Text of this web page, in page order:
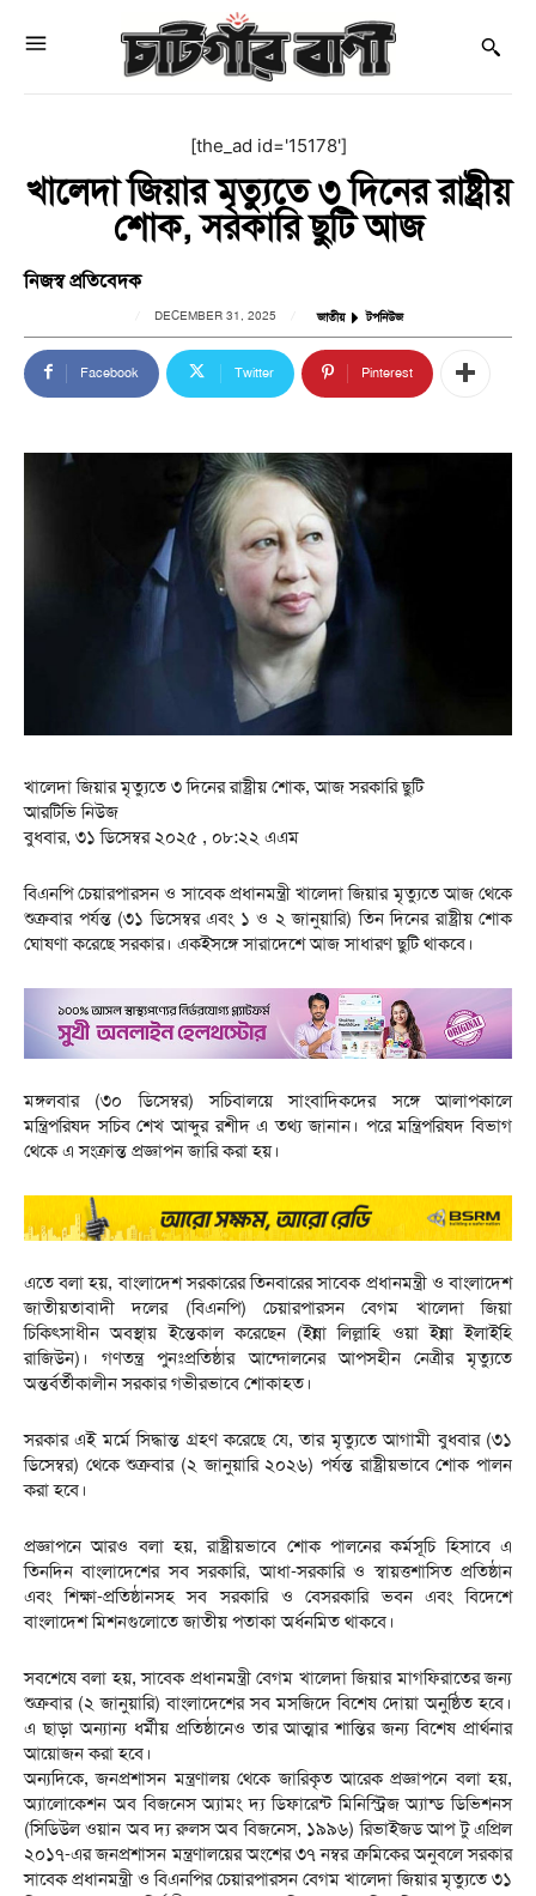
[the_ad id='15178']
খালেদা জিয়ার মৃত্যুতে ৩ দিনের রাষ্ট্রীয়
শোক, সরকারি ছুটি আজ
নিজস্ব প্রতিবেদক
DECEMBER 31, 2025 জাতীয় টপনিউজ
Facebook Twitter Pinterest
খালেদা জিয়ার মৃত্যুতে ৩ দিনের রাষ্ট্রীয় শোক, আজ সরকারি ছুটি
আরটিভি নিউজ
বুধবার, ৩১ ডিসেম্বর ২০২৫ , ০৮:২২ এএম
বিএনপি চেয়ারপারসন ও সাবেক প্রধানমন্ত্রী খালেদা জিয়ার মৃত্যুতে আজ থেকে
শুক্রবার পর্যন্ত (৩১ ডিসেম্বর এবং ১ ও ২ জানুয়ারি) তিন দিনের রাষ্ট্রীয় শোক
ঘোষণা করেছে সরকার। একইসঙ্গে সারাদেশে আজ সাধারণ ছুটি থাকবে।
মঙ্গলবার (৩০ ডিসেম্বর) সচিবালয়ে সাংবাদিকদের সঙ্গে আলাপকালে
মন্ত্রিপরিষদ সচিব শেখ আব্দুর রশীদ এ তথ্য জানান। পরে মন্ত্রিপরিষদ বিভাগ
থেকে এ সংক্রান্ত প্রজ্ঞাপন জারি করা হয়।
এতে বলা হয়, বাংলাদেশ সরকারের তিনবারের সাবেক প্রধানমন্ত্রী ও বাংলাদেশ
জাতীয়তাবাদী দলের (বিএনপি) চেয়ারপারসন বেগম খালেদা জিয়া
চিকিৎসাধীন অবস্থায় ইন্তেকাল করেছেন (ইন্না লিল্লাহি ওয়া ইন্না ইলাইহি
রাজিউন)। গণতন্ত্র পুনঃপ্রতিষ্ঠার আন্দোলনের আপসহীন নেত্রীর মৃত্যুতে
অন্তর্বর্তীকালীন সরকার গভীরভাবে শোকাহত।
সরকার এই মর্মে সিদ্ধান্ত গ্রহণ করেছে যে, তার মৃত্যুতে আগামী বুধবার (৩১
ডিসেম্বর) থেকে শুক্রবার (২ জানুয়ারি ২০২৬) পর্যন্ত রাষ্ট্রীয়ভাবে শোক পালন
করা হবে।
প্রজ্ঞাপনে আরও বলা হয়, রাষ্ট্রীয়ভাবে শোক পালনের কর্মসূচি হিসাবে এ
তিনদিন বাংলাদেশের সব সরকারি, আধা-সরকারি ও স্বায়ত্তশাসিত প্রতিষ্ঠান
এবং শিক্ষা-প্রতিষ্ঠানসহ সব সরকারি ও বেসরকারি ভবন এবং বিদেশে
বাংলাদেশ মিশনগুলোতে জাতীয় পতাকা অর্ধনমিত থাকবে।
সবশেষে বলা হয়, সাবেক প্রধানমন্ত্রী বেগম খালেদা জিয়ার মাগফিরাতের জন্য
শুক্রবার (২ জানুয়ারি) বাংলাদেশের সব মসজিদে বিশেষ দোয়া অনুষ্ঠিত হবে।
এ ছাড়া অন্যান্য ধর্মীয় প্রতিষ্ঠানেও তার আত্মার শান্তির জন্য বিশেষ প্রার্থনার
আয়োজন করা হবে।
অন্যদিকে, জনপ্রশাসন মন্ত্রণালয় থেকে জারিকৃত আরেক প্রজ্ঞাপনে বলা হয়,
অ্যালোকেশন অব বিজনেস অ্যামং দ্য ডিফারেন্ট মিনিস্ট্রিজ অ্যান্ড ডিভিশনস
(সিডিউল ওয়ান অব দ্য রুলস অব বিজনেস, ১৯৯৬) রিভাইজড আপ টু এপ্রিল
২০১৭-এর জনপ্রশাসন মন্ত্রণালয়ের অংশের ৩৭ নম্বর ক্রমিকের অনুবলে সরকার
সাবেক প্রধানমন্ত্রী ও বিএনপির চেয়ারপারসন বেগম খালেদা জিয়ার মৃত্যুতে ৩১